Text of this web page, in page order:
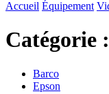
Accueil Équipement
Catégorie :
Barco
Epson